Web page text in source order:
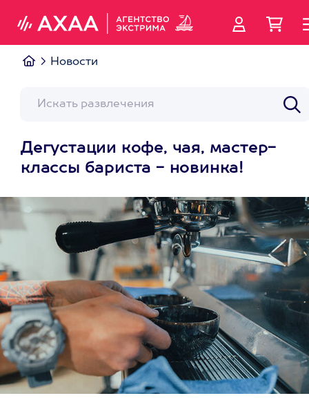
Новости
Дегустации кофе, чая, мастер-
классы бариста - новинка!